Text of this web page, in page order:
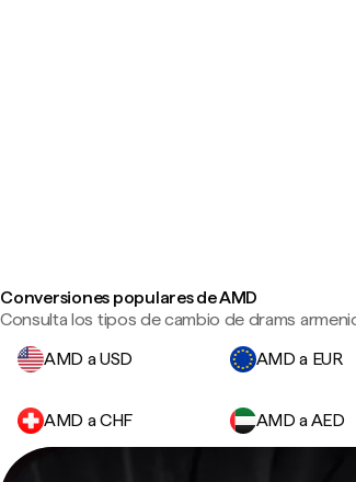
Conversiones populares de AMD
Consulta los tipos de cambio de drams
AMD a USD
AMD a EUR
AMD a CHF AMD a AED